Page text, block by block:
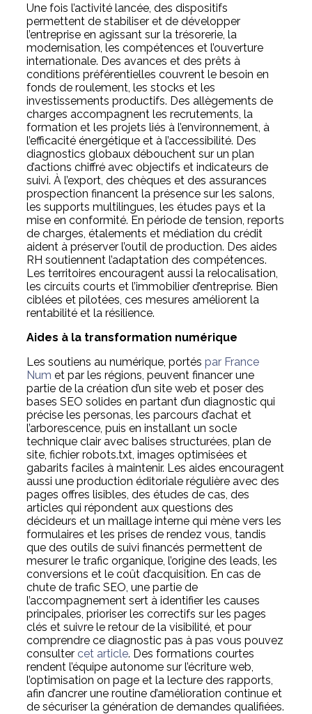
Une fois l’activité lancée, des dispositifs
permettent de stabiliser et de développer
l’entreprise en agissant sur la trésorerie, la
modernisation, les compétences et l’ouverture
internationale. Des avances et des prêts à
conditions préférentielles couvrent le besoin en
fonds de roulement, les stocks et les
investissements productifs. Des allègements de
charges accompagnent les recrutements, la
formation et les projets liés à l’environnement, à
l’efficacité énergétique et à l’accessibilité. Des
diagnostics globaux débouchent sur un plan
d’actions chiffré avec objectifs et indicateurs de
suivi. À l’export, des chèques et des assurances
prospection financent la présence sur les salons,
les supports multilingues, les études pays et la
mise en conformité. En période de tension, reports
de charges, étalements et médiation du crédit
aident à préserver l’outil de production. Des aides
RH soutiennent l’adaptation des compétences.
Les territoires encouragent aussi la relocalisation,
les circuits courts et l’immobilier d’entreprise. Bien
ciblées et pilotées, ces mesures améliorent la
rentabilité et la résilience.
Aides à la transformation numérique
Les soutiens au numérique, portés par France
Num et par les régions, peuvent financer une
partie de la création d’un site web et poser des
bases SEO solides en partant d’un diagnostic qui
précise les personas, les parcours d’achat et
l’arborescence, puis en installant un socle
technique clair avec balises structurées, plan de
site, fichier robots.txt, images optimisées et
gabarits faciles à maintenir. Les aides encouragent
aussi une production éditoriale régulière avec des
pages offres lisibles, des études de cas, des
articles qui répondent aux questions des
décideurs et un maillage interne qui mène vers les
formulaires et les prises de rendez vous, tandis
que des outils de suivi financés permettent de
mesurer le trafic organique, l’origine des leads, les
conversions et le coût d’acquisition. En cas de
chute de trafic SEO, une partie de
l’accompagnement sert à identifier les causes
principales, prioriser les correctifs sur les pages
clés et suivre le retour de la visibilité, et pour
comprendre ce diagnostic pas à pas vous pouvez
consulter cet article. Des formations courtes
rendent l’équipe autonome sur l’écriture web,
l’optimisation on page et la lecture des rapports,
afin d’ancrer une routine d’amélioration continue et
de sécuriser la génération de demandes qualifiées.